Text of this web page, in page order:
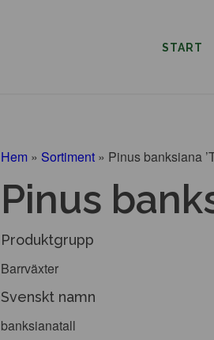
START
Hem » Sortiment » Pinus banksiana
Pinus
Produktgrupp
Barrväxter
Svenskt namn
banksianatall